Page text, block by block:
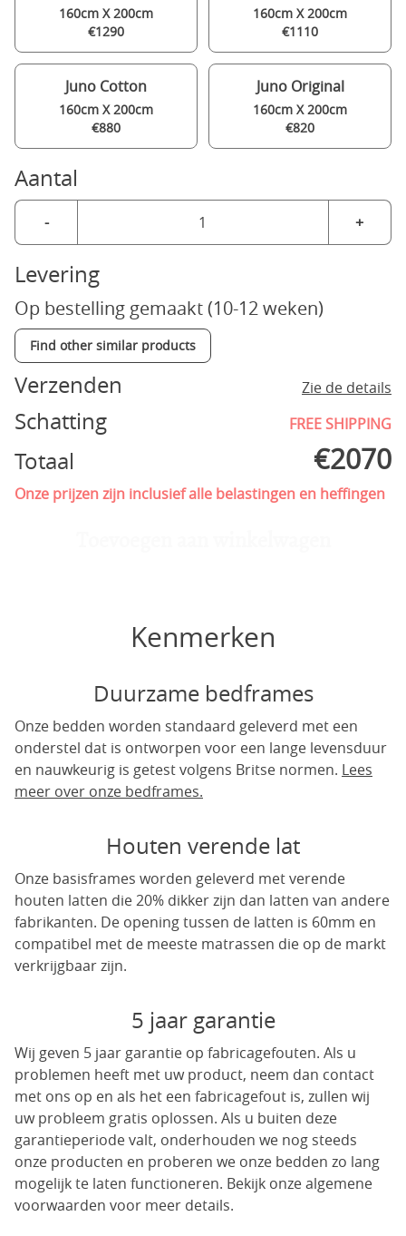
160cm X 200cm
€1290
160cm X 200cm
€1110
Juno Cotton
160cm X 200cm
€880
Juno Original
160cm X 200cm
€820
Aantal
- +
Levering
Op bestelling gemaakt (10-12 weken)
Find other similar products
Verzenden Zie de details
Schatting FREE SHIPPING
Totaal €2070
Onze prijzen zijn inclusief alle belastingen en heffingen
Kenmerken
Duurzame bedframes
Onze bedden worden standaard geleverd met een
onderstel dat is ontworpen voor een lange levensduur
en nauwkeurig is getest volgens Britse normen. Lees
meer over onze bedframes.
Houten verende lat
Onze basisframes worden geleverd met verende
houten latten die 20% dikker zijn dan latten van andere
fabrikanten. De opening tussen de latten is 60mm en
compatibel met de meeste matrassen die op de markt
verkrijgbaar zijn.
5 jaar garantie
Wij geven 5 jaar garantie op fabricagefouten. Als u
problemen heeft met uw product, neem dan contact
met ons op en als het een fabricagefout is, zullen wij
uw probleem gratis oplossen. Als u buiten deze
garantieperiode valt, onderhouden we nog steeds
onze producten en proberen we onze bedden zo lang
mogelijk te laten functioneren. Bekijk onze algemene
voorwaarden voor meer details.